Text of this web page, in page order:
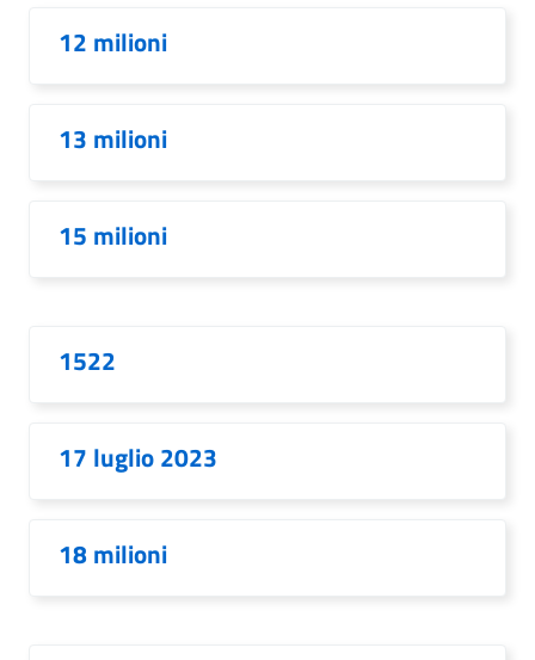
12 milioni
13 milioni
15 milioni
1522
17 luglio 2023
18 milioni